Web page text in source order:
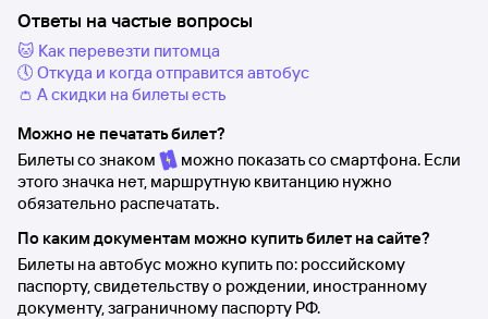
Ответы на частые вопросы
🐱 Как перевезти питомца
🕔 Откуда и когда отправится автобус
👛 А скидки на билеты есть
Можно не печатать билет?
Билеты со знаком
можно показать со смартфона. Если
этого значка нет, маршрутную квитанцию нужно
обязательно распечатать.
По каким документам можно купить билет на сайте?
Билеты на автобус можно купить по: российскому
паспорту, свидетельству о рождении, иностранному
документу, заграничному паспорту РФ.